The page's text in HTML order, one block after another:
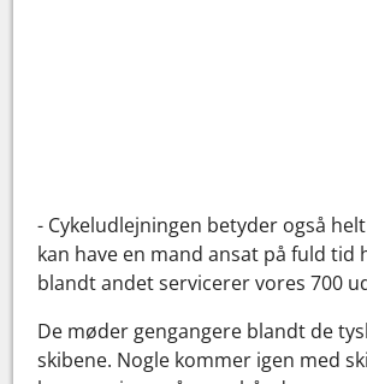
- Cykeludlejningen betyder også
kan have en mand ansat på fuld tid
blandt andet servicerer vores 700
De møder gengangere blandt de
skibene. Nogle kommer igen med